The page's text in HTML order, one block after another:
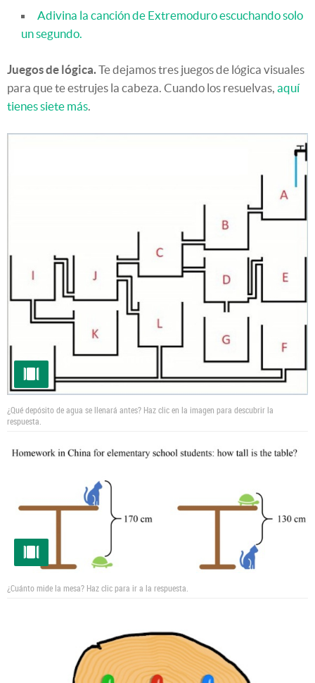
Adivina la canción de Extremoduro escuchando solo
un segundo.
Juegos de lógica.Te dejamos tres juegos de lógica visuales
para que te estrujes la cabeza. Cuando los resuelvas, aquí
tienes siete más.
¿Qué depósito de agua se llenará antes? Haz clic en la imagen para descubrir la
respuesta.
¿Cuánto mide la mesa? Haz clic para ir a la respuesta.